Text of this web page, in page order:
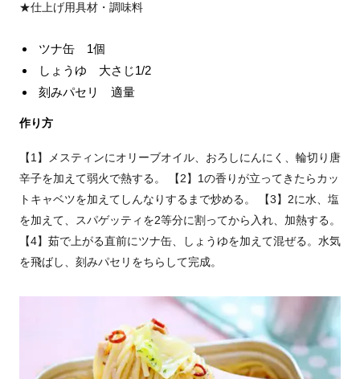
★仕上げ用具材・調味料
ツナ缶 1個
しょうゆ 大さじ1/2
刻みパセリ 適量
作り方
【1】メスティンにオリーブオイル、おろしにんにく、輪切り唐
辛子を加えて弱火で熱する。 【2】1の香りが立ってきたらカッ
トキャベツを加えてしんなりするまで炒める。 【3】2に水、塩
を加えて、スパゲッティを2等分に割ってから入れ、加熱する。
【4】茹で上がる直前にツナ缶、しょうゆを加えて混ぜる。水気
を飛ばし、刻みパセリをちらして完成。